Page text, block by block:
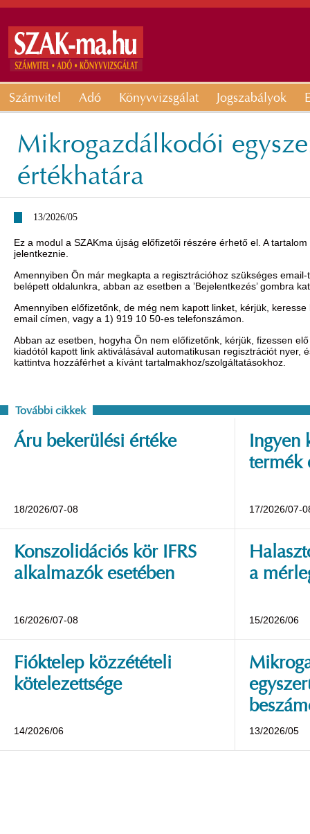
Számvitel Adó Könyvvizsgálat Jogszabályok
Mikrogazdálkodói
értékhatára
13/2026/05
Ez a modul a SZAKma újság előfizetői részére érhető el. A
jelentkeznie.
Amennyiben Ön már megkapta a regisztrációhoz szükséges
belépett oldalunkra, abban az esetben a ’Bejelentkezés’ gombra
Amennyiben előfizetőnk, de még nem kapott linket, kérjük,
email címen, vagy a 1) 919 10 50-es telefonszámon.
Abban az esetben, hogyha Ön nem előfizetőnk, kérjük, fizessen
kiadótól kapott link aktiválásával automatikusan regisztrációt nyer,
kattintva hozzáférhet a kívánt tartalmakhoz/szolgáltatásokhoz.
További cikkek
Áru bekerülési értéke
18/2026/07-08
Ingyen
termék
17/2026/07-
Konszolidációs kör IFRS
alkalmazók esetében
16/2026/07-08
a
15/2026/06
Fióktelep közzétételi
kötelezettsége
14/2026/06 13/2026/05